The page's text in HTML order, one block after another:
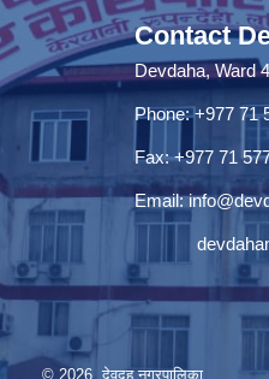
Contact
Devdaha, Ward
Phone: +977 71
Fax: +977 71
Email:
© 2026 देवदह नगरपालिका